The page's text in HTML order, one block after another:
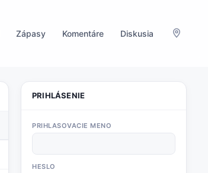
Zápasy Komentáre Diskusia
PRIHLÁSENIE
PRIHLASOVACIE MENO
HESLO